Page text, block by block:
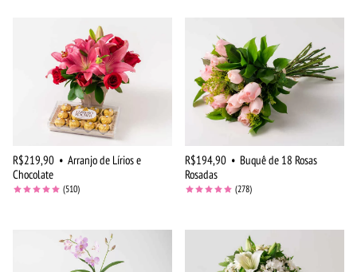
R$219,90 • Arranjo de Lírios e
Chocolate
(510)
R$194,90 • Buquê de 18 Rosas
Rosadas
(278)